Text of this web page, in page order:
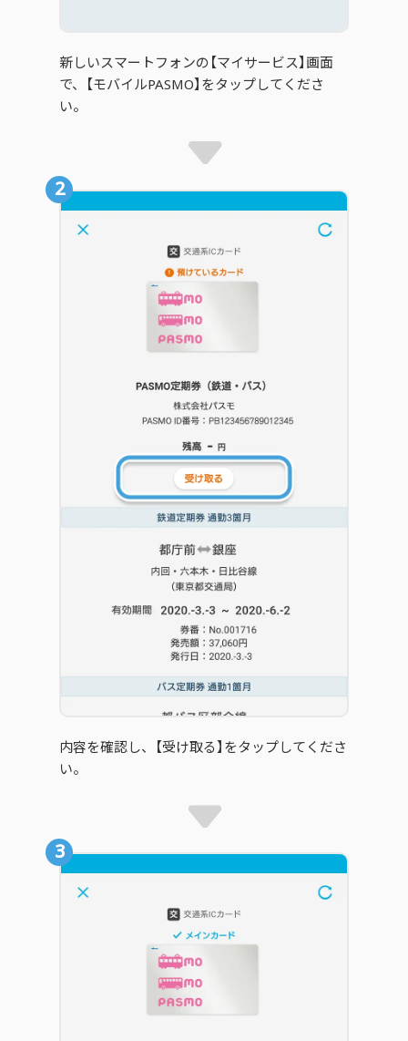
新しいスマートフォンの【マイサービス】画面
で、【モバイルPASMO】をタップしてくださ
い。
内容を確認し、【受け取る】をタップしてくださ
い。